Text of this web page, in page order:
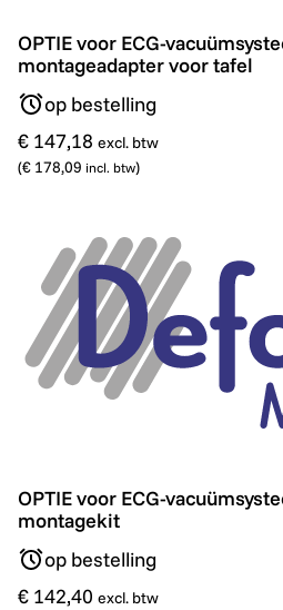
OPTIE voor ECG-
OPTIE voor ECG-
montageadapter voor tafel
op bestelling
€ 147,18 excl. btw
(€ 178,09 incl. btw)
OPTIE voor ECG-
OPTIE voor ECG-
montagekit
op bestelling
€ 142,40 excl. btw